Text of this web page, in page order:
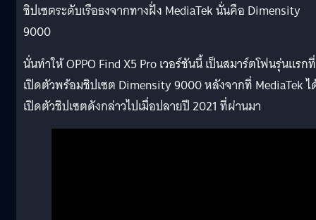
ชิปเซตระดับเรือธงจากทางฝั่ง MediaTek นั่นคือ Dimensity
9000
นั่นทำให้ OPPO Find X5 Pro เวอร์ชันนี้ เป็นสมาร์ตโฟนรุ่นแรกที่
เปิดตัวพร้อมชิปเซต Dimensity 9000 หลังจากที่ MediaTek ไ
เปิดตัวชิปเซตดังกล่าวไปเมื่อปลายปี 2021 ที่ผ่านมา